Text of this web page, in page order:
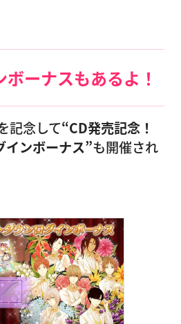
ーナスもあるよ！
記念して“CD発売記念！
インボーナス”も開催され